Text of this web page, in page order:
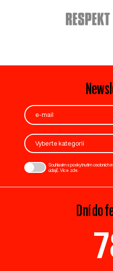
Vyberte kategorii
Souhlasím s poskytnutím
údajů. Více zde
Dní do